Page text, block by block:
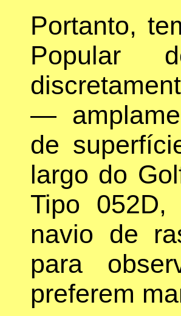
Portanto,
Popular
—
de
largo do
Tipo
navio de
para
preferem